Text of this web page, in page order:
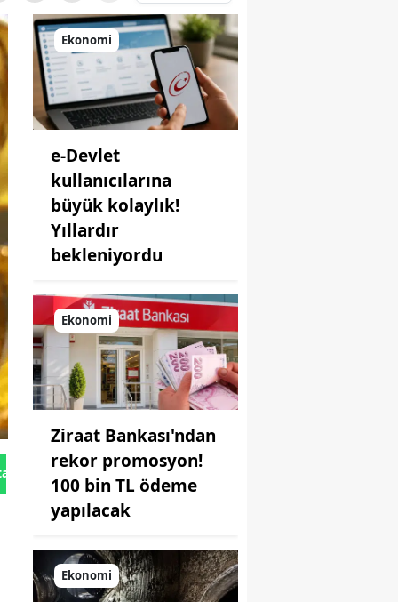
Gönder
Ekonomi
e-Devlet
kullanıcılarına
büyük kolaylık!
Yıllardır
bekleniyordu
Ekonomi
Ziraat Bankası'ndan
rekor promosyon!
100 bin TL ödeme
yapılacak
Ekonomi